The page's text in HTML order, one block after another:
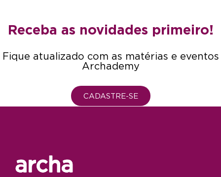
Receba as novidades primeiro!
Fique atualizado com as matérias e eventos
Archademy
CADASTRE-SE